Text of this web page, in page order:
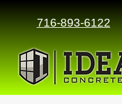
716-893-6122